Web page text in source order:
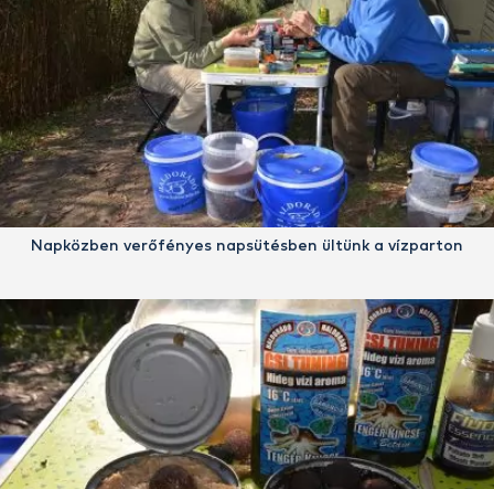
Napközben verőfényes napsütésben ültünk a vízparton